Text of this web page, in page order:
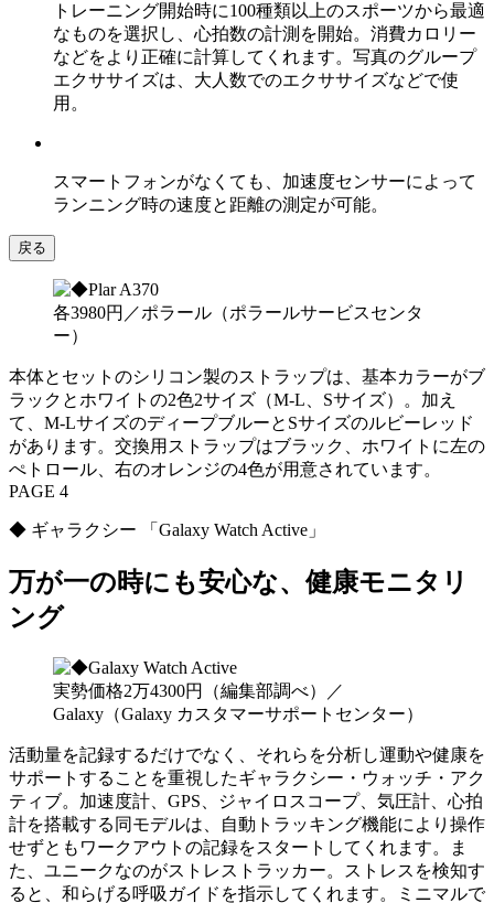
トレーニング開始時に100種類以上のスポーツから最適
なものを選択し、心拍数の計測を開始。消費カロリー
などをより正確に計算してくれます。写真のグループ
エクササイズは、大人数でのエクササイズなどで使
用。
スマートフォンがなくても、加速度センサーによって
ランニング時の速度と距離の測定が可能。
戻る
各3980円／ポラール（ポラールサービスセンタ
ー）
本体とセットのシリコン製のストラップは、基本カラーがブ
ラックとホワイトの2色2サイズ（M-L、Sサイズ）。加え
て、M-LサイズのディープブルーとSサイズのルビーレッド
があります。交換用ストラップはブラック、ホワイトに左の
ぺトロール、右のオレンジの4色が用意されています。
PAGE 4
◆ ギャラクシー 「Galaxy Watch Active」
万が一の時にも安心な、健康モニタリ
ング
実勢価格2万4300円（編集部調べ）／
Galaxy（Galaxy カスタマーサポートセンター）
活動量を記録するだけでなく、それらを分析し運動や健康を
サポートすることを重視したギャラクシー・ウォッチ・アク
ティブ。加速度計、GPS、ジャイロスコープ、気圧計、心拍
計を搭載する同モデルは、自動トラッキング機能により操作
せずともワークアウトの記録をスタートしてくれます。ま
た、ユニークなのがストレストラッカー。ストレスを検知す
ると、和らげる呼吸ガイドを指示してくれます。ミニマルで